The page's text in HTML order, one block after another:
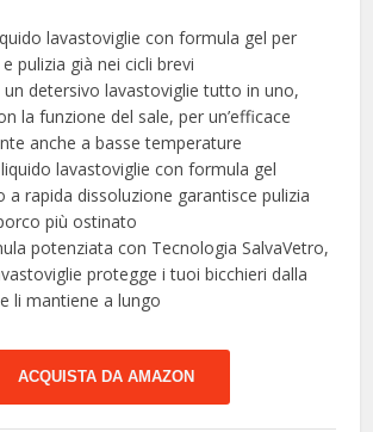
lavastoviglie con formula gel per
pulizia già nei cicli brevi
un detersivo lavastoviglie tutto in uno,
la funzione del sale, per un’efficace
anche a basse temperature
lavastoviglie con formula gel
a rapida dissoluzione garantisce pulizia
più ostinato
potenziata con Tecnologia SalvaVetro,
protegge i tuoi bicchieri dalla
li mantiene a lungo
ACQUISTA DA AMAZON